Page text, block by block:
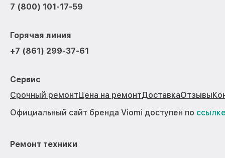
7 (800) 101-17-59
Горячая линия
+7 (861) 299-37-61
Сервис
Срочный ремонтЦена на ремонтДоставкаОтзывы
Официальный сайт бренда Viomi доступен по
Ремонт техники